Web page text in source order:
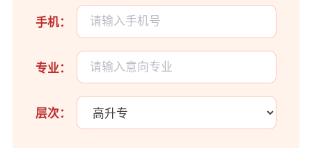
手机：
专业：
层次：